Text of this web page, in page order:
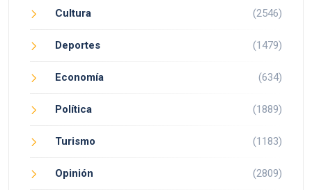
Cultura (2546)
Deportes (1479)
Economía (634)
Política (1889)
Turismo (1183)
Opinión (2809)